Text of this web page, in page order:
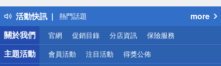
活動快訊
得獎公告
熱門話題
銀行優惠
偏遠地區配送
詐騙網頁！請小心！
more
關於我們
官網 促銷目錄 分店資訊 保險服務
主題活動 會員活動 注目活動 得獎公佈